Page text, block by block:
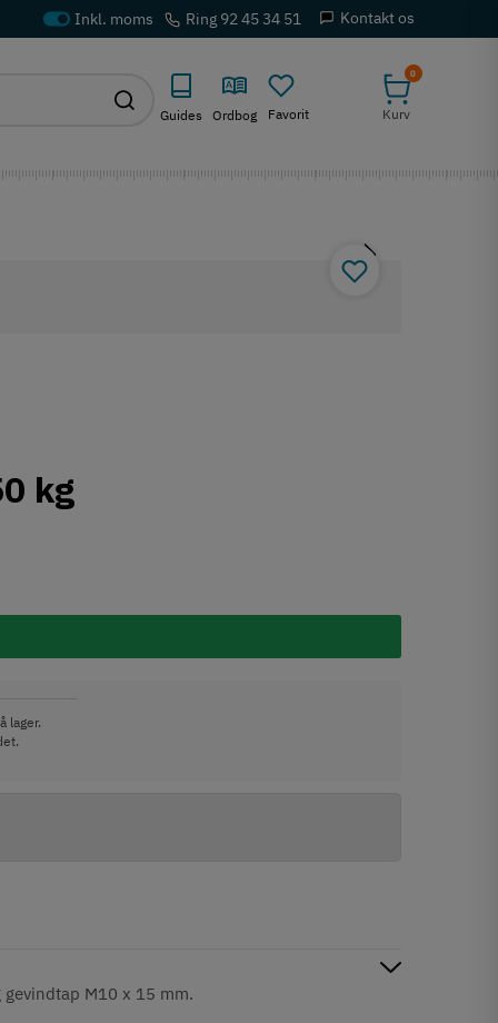
Ring 92 45 34 51 Kontakt os
Guides Ordbog Favorit
0
Kurv
M10 x 15 mm.
kg
lager.